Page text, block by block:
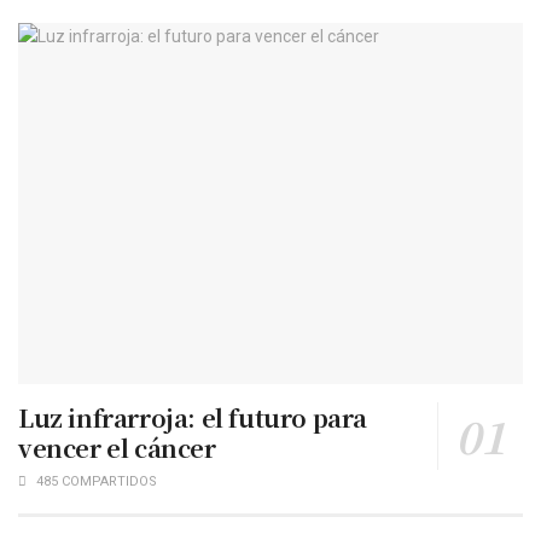
Luz infrarroja: el futuro para
vencer el cáncer
485 COMPARTIDOS